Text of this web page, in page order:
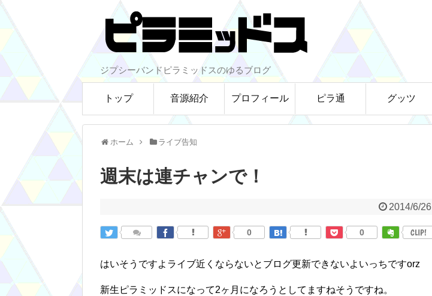
ジプシーバンドピラミッドスのゆるブログ
トップ 音源紹介 プロフィール ピラ通 グッツ
ホーム ライブ告知
週末は連チャンで！
2014/6/26
0 0 CLIP!
はいそうですよライブ近くならないとブログ更新できないよいっちですorz
新生ピラミッドスになって2ヶ月になろうとしてますねそうですね。